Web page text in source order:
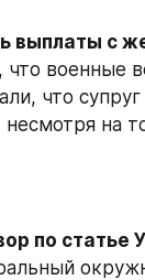
выплаты с
что военные
что
на
по статье